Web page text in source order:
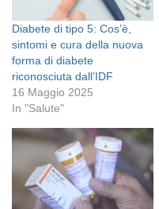
Diabete di tipo 5: Cos’è,
sintomi e cura della nuova
forma di diabete
riconosciuta dall’IDF
16 Maggio 2025
In "Salute"